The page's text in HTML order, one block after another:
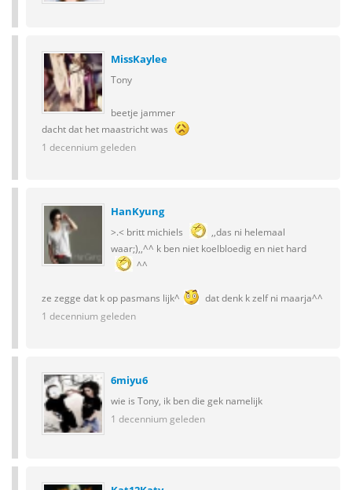
MissKaylee
Tony
beetje jammer
dacht dat het maastricht was
1 decennium geleden
HanKyung
>.< britt michiels
,,das ni helemaal
waar;),,^^ k ben niet koelbloedig en niet hard
^^
ze zegge dat k op pasmans lijk^
dat denk k zelf ni maarja^^
1 decennium geleden
6miyu6
wie is Tony, ik ben die gek namelijk
1 decennium geleden